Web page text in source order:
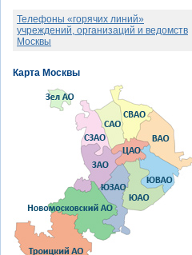
Телефоны «горячих линий»
учреждений, организаций и ведомств
Москвы